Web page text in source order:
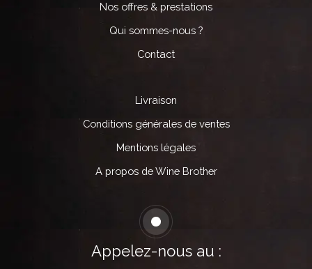
Nos offres & prestations
Qui sommes-nous ?
Contact
Livraison
Conditions générales de ventes
Mentions légales
A propos de Wine Brother
Appelez-nous au :